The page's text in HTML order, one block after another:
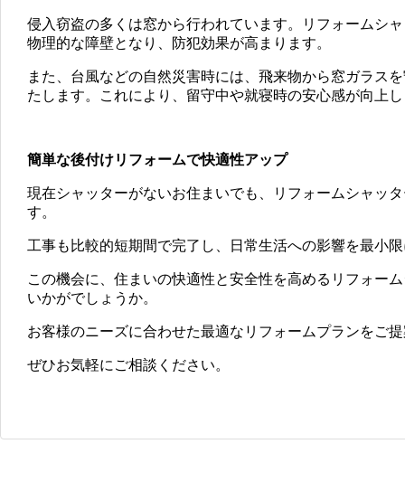
侵入窃盗の多くは窓から行われています。リフォームシ
物理的な障壁となり、防犯効果が高まります。
また、台風などの自然災害時には、飛来物から窓ガラス
たします。これにより、留守中や就寝時の安心感が向上
簡単な後付けリフォームで快適性アップ
現在シャッターがないお住まいでも、リフォームシャッ
す。
工事も比較的短期間で完了し、日常生活への影響を最小
この機会に、住まいの快適性と安全性を高めるリフォー
いかがでしょうか。
お客様のニーズに合わせた最適なリフォームプランをご
ぜひお気軽にご相談ください。